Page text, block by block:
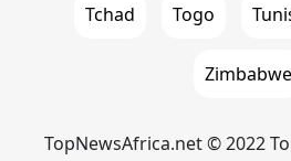
Tchad Togo
Zimbabwe
TopNewsAfrica.net © 2022